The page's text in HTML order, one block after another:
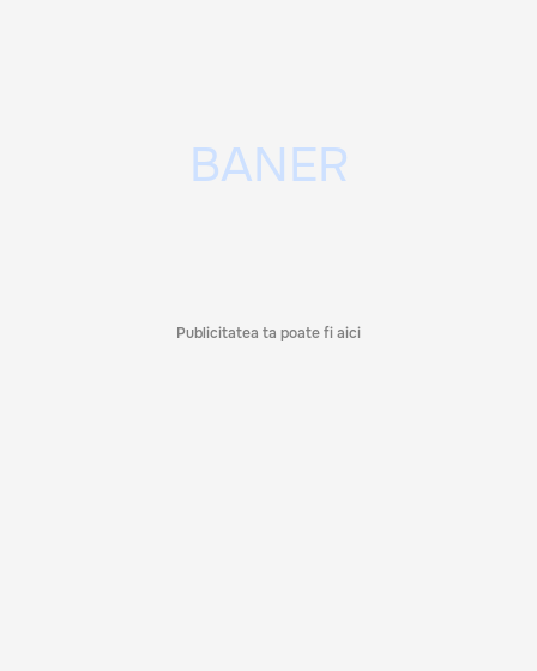
Publicitatea ta poate fi aici